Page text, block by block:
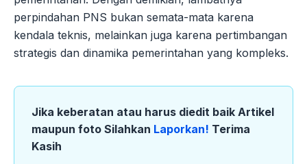
perpindahan PNS bukan semata-mata karena
kendala teknis, melainkan juga karena pertimbangan
strategis dan dinamika pemerintahan yang kompleks.
Jika keberatan atau harus diedit baik Artikel
maupun foto Silahkan Laporkan! Terima
Kasih